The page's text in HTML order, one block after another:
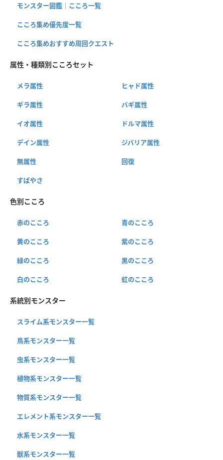
モンスター図鑑｜こころ一覧
こころ集め優先度一覧
こころ集めおすすめ周回クエスト
属性・種類別こころセット
メラ属性 ヒャド属性
ギラ属性 バギ属性
イオ属性 ドルマ属性
デイン属性 ジバリア属性
無属性 回復
すばやさ
色別こころ
赤のこころ 青のこころ
黄のこころ 紫のこころ
緑のこころ 黒のこころ
白のこころ 虹のこころ
系統別モンスター
スライム系モンスター一覧
鳥系モンスター一覧
虫系モンスター一覧
植物系モンスター一覧
物質系モンスター一覧
エレメント系モンスター一覧
水系モンスター一覧
獣系モンスター一覧